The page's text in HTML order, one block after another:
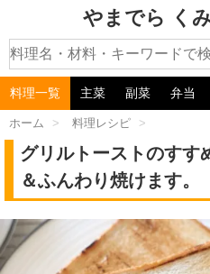
やまでら く
料理一覧 主菜 副菜 弁当
ホーム > 料理レシピ >
グリルトーストのすす
＆ふんわり焼けます。